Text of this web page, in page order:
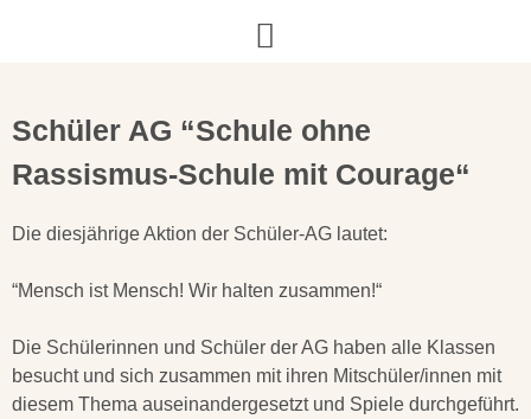
Schüler AG “Schule ohne
Rassismus-Schule mit Courage“
Die diesjährige Aktion der Schüler-AG lautet:
“Mensch ist Mensch! Wir halten zusammen!“
Die Schülerinnen und Schüler der AG haben alle Klassen
besucht und sich zusammen mit ihren Mitschüler/innen mit
diesem Thema auseinandergesetzt und Spiele durchgeführt.